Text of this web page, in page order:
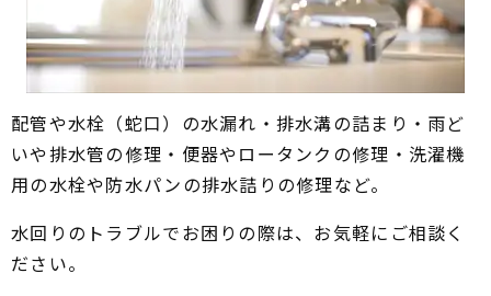
配管や水栓（蛇口）の水漏れ・排水溝の詰まり・雨ど
いや排水管の修理・便器やロータンクの修理・洗濯機
用の水栓や防水パンの排水詰りの修理など。
水回りのトラブルでお困りの際は、お気軽にご相談く
ださい。